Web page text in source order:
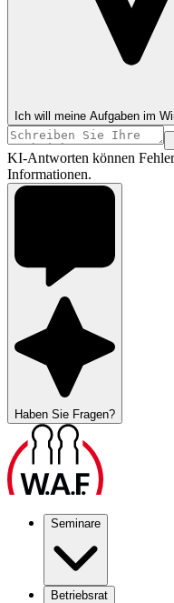
Ich will meine Aufgaben im
KI-Antworten können
Informationen.
Haben Sie Fragen?
Seminare
Betriebsrat